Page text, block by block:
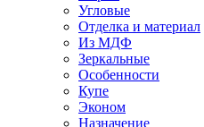
Угловые
Отделка и материал
Из МДФ
Зеркальные
Особенности
Купе
Эконом
Назначение